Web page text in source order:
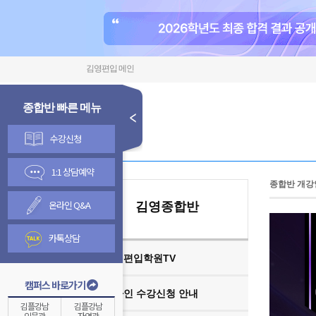
김영편입 메인
종합반 빠른 메뉴
수강신청
1:1 상담예약
온라인 Q&A
카톡상담
캠퍼스 바로가기
김플강남
김플강남
김영종합반
김영편입학원TV
온라인 수강신청 안내
종합반 개강